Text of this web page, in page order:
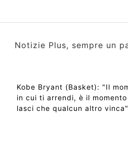
Notizie Plus, sempre un
Kobe Bryant (Basket): "Il
in cui ti arrendi, è il
lasci che qualcun altro vinca"